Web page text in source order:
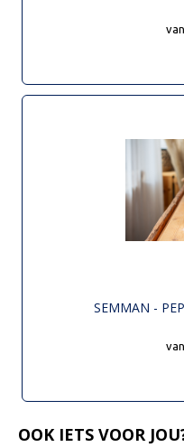
SEMMAN -
OOK IETS VOOR